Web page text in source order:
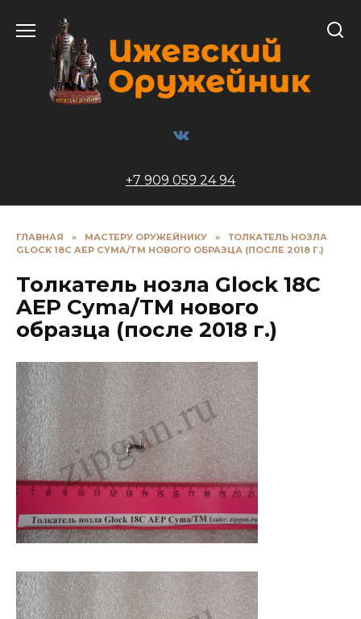
содержанию
+7 909 059 24 94
ГЛАВНАЯ » МАСТЕРУ ОРУЖЕЙНИКУ »
ТОЛКАТЕЛЬ НОЗЛА
GLOCK 18C AEP CYMA/TM НОВОГО ОБРАЗЦА (ПОСЛЕ 2018 Г.)
Толкатель нозла Glock 18C
AEP Cyma/TM нового
образца (после 2018 г.)